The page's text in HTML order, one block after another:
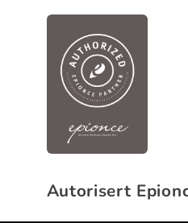
Autorisert